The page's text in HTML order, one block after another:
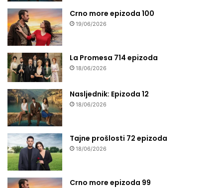
Crno more epizoda 100
19/06/2026
La Promesa 714 epizoda
18/06/2026
Nasljednik: Epizoda 12
18/06/2026
Tajne prošlosti 72 epizoda
18/06/2026
Crno more epizoda 99